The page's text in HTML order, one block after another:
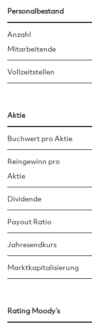
Personalbestand
Anzahl
Mitarbeitende
Vollzeitstellen
Aktie
Buchwert pro Aktie
Reingewinn pro
Aktie
Dividende
Payout Ratio
Jahresendkurs
Marktkapitalisierung
Rating Moody’s